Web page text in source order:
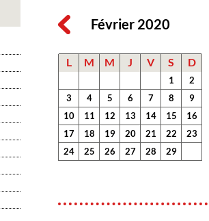
Février 2020
L M M J V S D
1
2
3
4 5 6 7 8
9
10
11 12 13 14 15
16
17
18 19 20 21 22
23
24
25 26 27 28 29